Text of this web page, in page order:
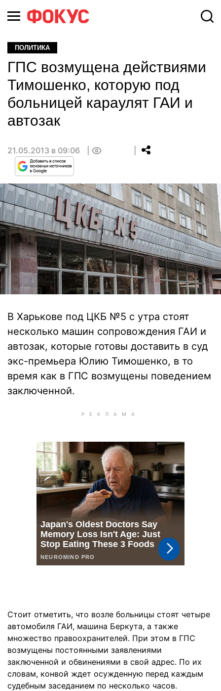
ПОЛИТИКА
ГПС возмущена действиями
Тимошенко, которую под
больницей караулят ГАИ и
автозак
21.05.2013 в 09:06
В Харькове под ЦКБ №5 с утра стоят
несколько машин сопровождения ГАИ и
автозак, которые готовы доставить в суд
экс-премьера Юлию Тимошенко, в то
время как в ГПС возмущены поведением
заключенной.
Стоит отметить, что возле больницы стоят четыре
автомобиля ГАИ, машина Беркута, а также
множество правоохранителей. При этом в ГПС
возмущены постоянными заявлениями
заключенной и обвинениями в свой адрес. По их
словам, конвой ждет осужденную перед каждым
судебным заседанием по несколько часов.